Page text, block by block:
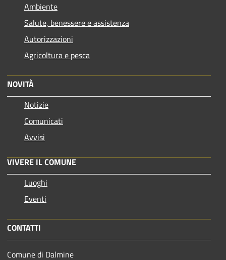
Ambiente
Salute, benessere e assistenza
Autorizzazioni
Agricoltura e pesca
NOVITÀ
Notizie
Comunicati
Avvisi
VIVERE IL COMUNE
Luoghi
Eventi
CONTATTI
Comune di Dalmine